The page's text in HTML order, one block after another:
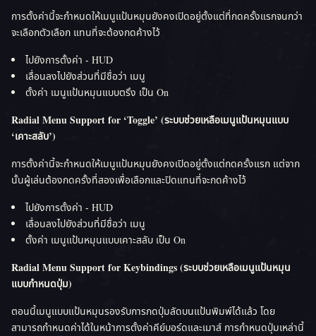
การตั้งค่านี้จะกำหนดให้เมนูแป้นหมุนยังคงเปิดอยู่ตั้งแต่ที่กดครั้งแรกจนกว่า
จะเลือกตัวเลือก แทนที่จะต้องกดค้างไว้
ไปยังการตั้งค่า - HUD
เลื่อนลงไปยังส่วนที่มีชื่อว่า เมนู
ตั้งค่า เมนูแป้นหมุนแบบตรึง เป็น On
Radial Menu Support for ‘Toggle’ (ระบบช่วยเหลือเมนูแป้นหมุนแบบ
‘เคาะสลับ’)
การตั้งค่านี้จะกำหนดให้เมนูแป้นหมุนยังคงเปิดอยู่ตั้งแต่กดครั้งแรก แต่จาก
นั้นผู้เล่นต้องกดครั้งที่สองเพื่อเลือกและปิดแทนที่จะกดค้างไว้
ไปยังการตั้งค่า - HUD
เลื่อนลงไปยังส่วนที่มีชื่อว่า เมนู
ตั้งค่า เมนูแป้นหมุนแบบเคาะสลับ เป็น On
Radial Menu Support for Keybindings (ระบบช่วยเหลือเมนูแป้นหมุน
แบบกำหนดปุ่ม)
ตอนนี้เมนูแบบแป้นหมุนรองรับการกดปุ่มลัดบนแป้นพิมพ์ได้แล้ว โดย
สามารถกำหนดค่าได้ในหน้าการตั้งค่าคีย์บอร์ดและเมาส์ การกำหนดปุ่มเหล่านี้